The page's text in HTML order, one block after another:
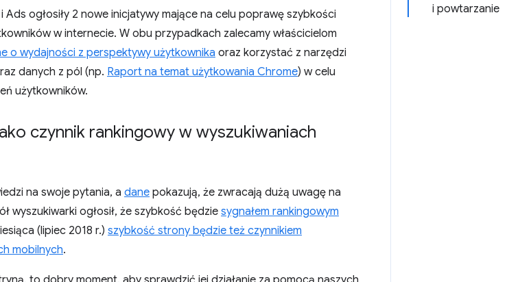
i powtarzanie
ogłosiły 2 nowe inicjatywy mające na celu poprawę szybkości
w internecie. W obu przypadkach zalecamy właścicielom
o wydajności z perspektywy użytkownika oraz korzystać z narzędzi
danych z pól (np. Raport na temat użytkowania Chrome) w celu
użytkowników.
czynnik rankingowy w wyszukiwaniach
na swoje pytania, a dane pokazują, że zwracają dużą uwagę na
wyszukiwarki ogłosił, że szybkość będzie sygnałem rankingowym
(lipiec 2018 r.) szybkość strony będzie też czynnikiem
mobilnych.